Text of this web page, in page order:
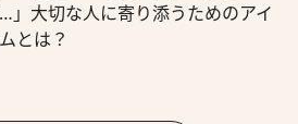
」大切な人に寄り添うためのアイ
とは？